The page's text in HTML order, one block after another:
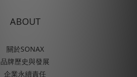
ABOUT
關於SONAX
品牌歷史與發展
企業永續責任